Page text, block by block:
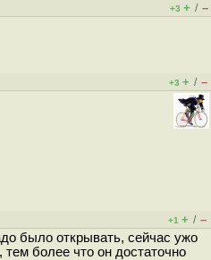
+3 + / –
+3 + / –
+1 + / –
было открывать, сейчас ужо
тем более что он достаточно